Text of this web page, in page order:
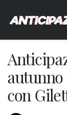
autunno
con